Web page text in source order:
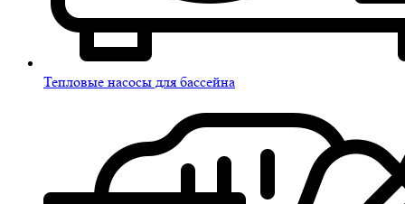
Тепловые насосы для бассейна